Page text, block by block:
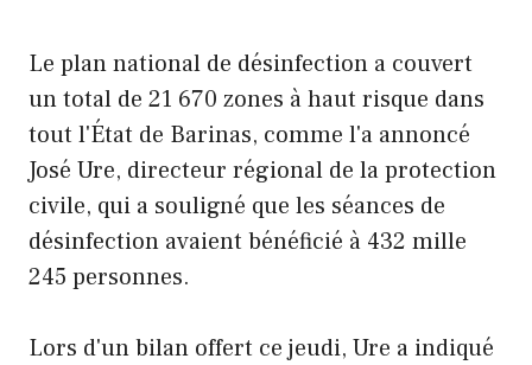
Le plan national de désinfection a couvert
un total de 21 670 zones à haut risque dans
tout l'État de Barinas, comme l'a annoncé
José Ure, directeur régional de la protection
civile, qui a souligné que les séances de
désinfection avaient bénéficié à 432 mille
245 personnes.
Lors d'un bilan offert ce jeudi, Ure a indiqué